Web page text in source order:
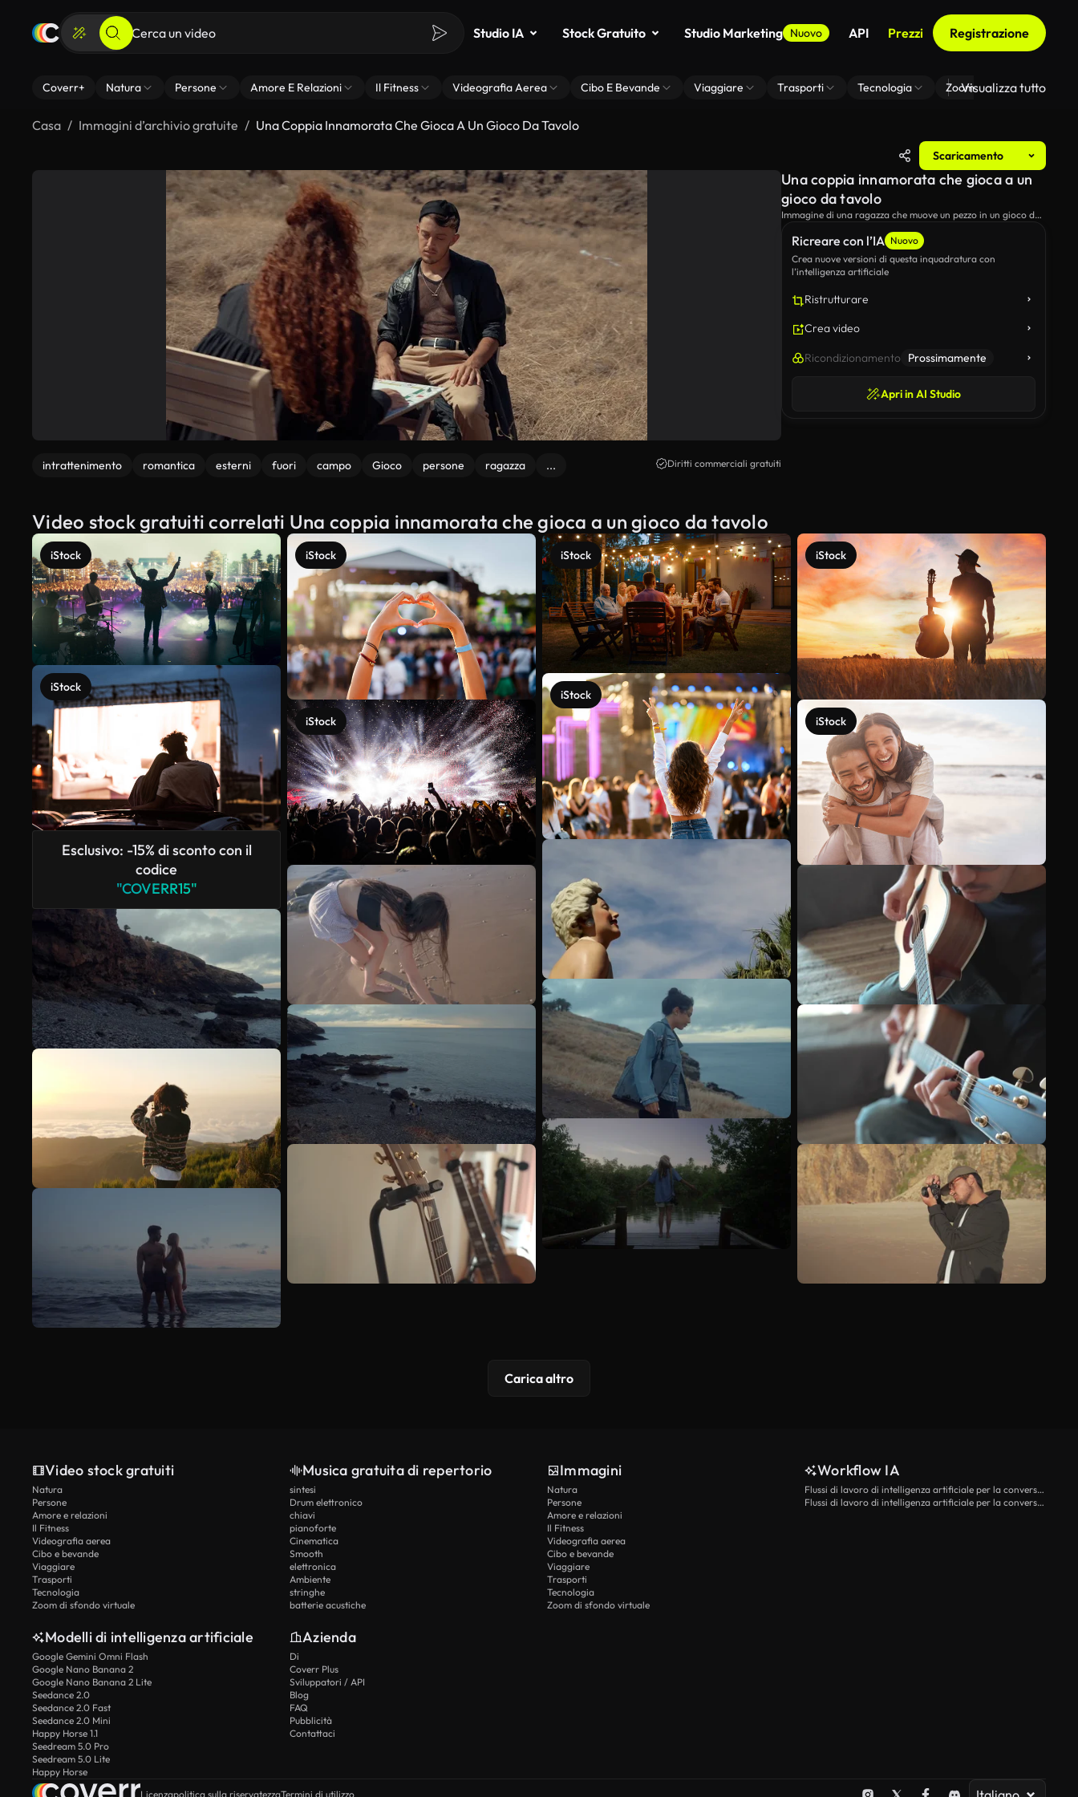
Studio IA Stock Gratuito Studio Marketing Nuovo API Prezzi Registrazione
Coverr+ Natura Persone Amore E Relazioni Il Fitness Videografia Aerea Cibo E Bevande Viaggiare Trasporti Tecnologia Zoom Di Sfondo Virtuale
Visualizza tutto
Casa Immagini d’archivio gratuite Una Coppia Innamorata Che Gioca A Un Gioco Da Tavolo
Scaricamento
intrattenimento romantica esterni fuori campo Gioco persone ragazza ... Diritti commerciali gratuiti
Ricreare con l’IA Nuovo
Crea nuove versioni di questa inquadratura con
l’intelligenza artificiale
Ristrutturare
Crea video
Ricondizionamento Prossimamente
Apri in AI Studio
Una coppia innamorata che gioca a un
gioco da tavolo
Immagine di una ragazza che muove un pezzo in un gioco da
campo.
Video stock gratuiti correlati Una coppia innamorata che gioca a un gioco da tavolo
iStock
iStock
Esclusivo: -15% di sconto con il
codice
"COVERR15"
iStock
iStock
iStock
iStock
iStock
iStock
Scopri di più
Carica altro
Video stock gratuiti
Natura
Persone
Amore e relazioni
Il Fitness
Videografia aerea
Cibo e bevande
Viaggiare
Trasporti
Tecnologia
Zoom di sfondo virtuale
Musica gratuita di repertorio
sintesi
Drum elettronico
chiavi
pianoforte
Cinematica
Smooth
elettronica
Ambiente
stringhe
batterie acustiche
Immagini
Natura
Persone
Amore e relazioni
Il Fitness
Videografia aerea
Cibo e bevande
Viaggiare
Trasporti
Tecnologia
Zoom di sfondo virtuale
Workflow IA
Flussi di lavoro di intelligenza artificiale per la conversione da testo a video
Flussi di lavoro di intelligenza artificiale per la conversione di immagini in video
Modelli di intelligenza artificiale
Google Gemini Omni Flash
Google Nano Banana 2
Google Nano Banana 2 Lite
Seedance 2.0
Seedance 2.0 Fast
Seedance 2.0 Mini
Happy Horse 1.1
Seedream 5.0 Pro
Seedream 5.0 Lite
Happy Horse
Azienda
Di
Coverr Plus
Sviluppatori / API
Blog
FAQ
Pubblicità
Contattaci
Licenzapolitica sulla riservatezzaTermini di utilizzo